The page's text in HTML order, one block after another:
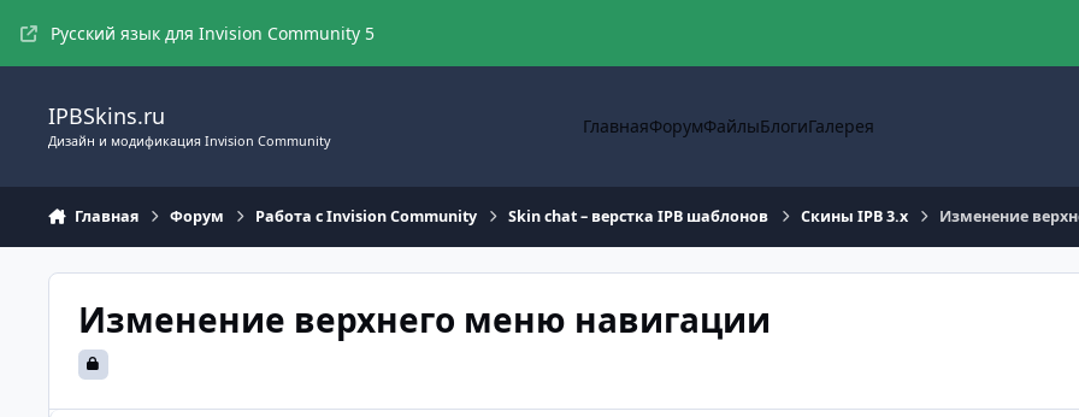
Русский язык для Invision Community 5
IPBSkins.ru
Дизайн и модификация Invision Community
ГлавнаяФорумФайлыБлогиГалерея
Главная Форум Работа с Invision Community Skin chat – верстка IPB шаблонов Скины IPB 3.x Изменение
Изменение верхнего меню навигации